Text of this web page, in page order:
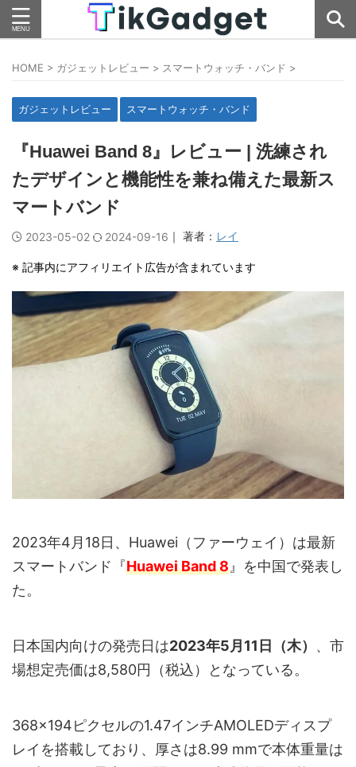
HOME > ガジェットレビュー > スマートウォッチ・バンド >
ガジェットレビュー スマートウォッチ・バンド
『Huawei Band 8』レビュー | 洗練され
たデザインと機能性を兼ね備えた最新ス
マートバンド
2023-05-02 2024-09-16 ｜ 著者： レイ
※ 記事内にアフィリエイト広告が含まれています
2023年4月18日、Huawei（ファーウェイ）は最新
スマートバンド『Huawei Band 8』を中国で発表し
た。
日本国内向けの発売日は2023年5月11日（木） 、市
場想定売価は8,580円（税込）となっている。
368×194ピクセルの1.47インチAMOLEDディスプ
レイを搭載しており、厚さは8.99 mmで本体重量は